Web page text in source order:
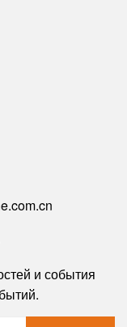
и события